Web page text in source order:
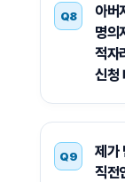
Q8
아버
명의
적자
신청
Q9
제가
직전